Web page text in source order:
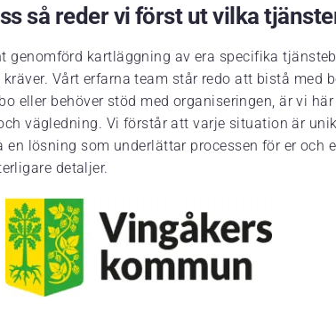
så reder vi först ut vilka
genomförd kartläggning av era specifika
Vårt erfarna team står redo att bistå med
eller behöver stöd med organiseringen, är vi
vägledning. Vi förstår att varje situation är
lösning som underlättar processen för er och
detaljer.